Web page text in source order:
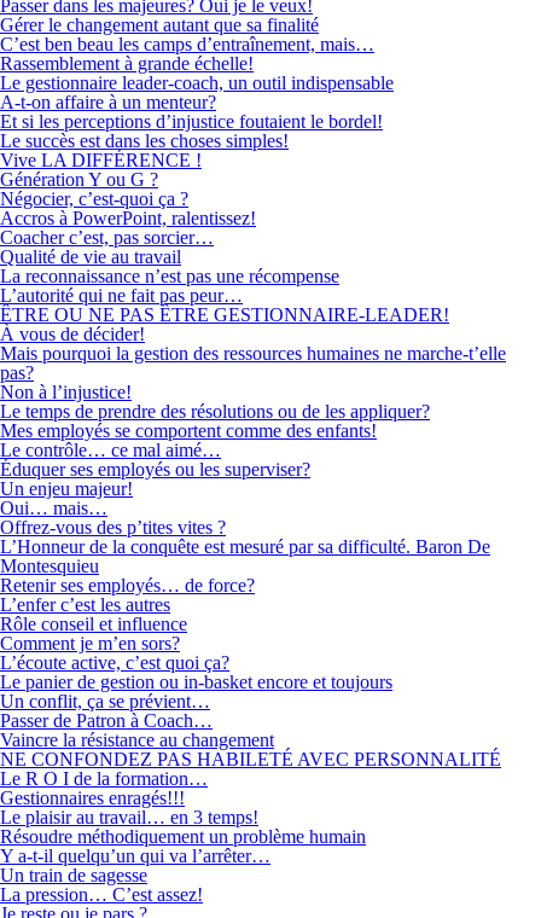
Passer dans les majeures? Oui je le veux!
Gérer le changement autant que sa finalité
C’est ben beau les camps d’entraînement, mais…
Rassemblement à grande échelle!
Le gestionnaire leader-coach, un outil indispensable
A-t-on affaire à un menteur?
Et si les perceptions d’injustice foutaient le bordel!
Le succès est dans les choses simples!
Vive LA DIFFÉRENCE !
Génération Y ou G ?
Négocier, c’est-quoi ça ?
Accros à PowerPoint, ralentissez!
Coacher c’est, pas sorcier…
Qualité de vie au travail
La reconnaissance n’est pas une récompense
L’autorité qui ne fait pas peur…
ÊTRE OU NE PAS ÊTRE GESTIONNAIRE-LEADER!
À vous de décider!
Mais pourquoi la gestion des ressources humaines ne marche-t’elle
pas?
Non à l’injustice!
Le temps de prendre des résolutions ou de les appliquer?
Mes employés se comportent comme des enfants!
Le contrôle… ce mal aimé…
Éduquer ses employés ou les superviser?
Un enjeu majeur!
Oui… mais…
Offrez-vous des p’tites vites ?
L’Honneur de la conquête est mesuré par sa difficulté. Baron De
Montesquieu
Retenir ses employés… de force?
L’enfer c’est les autres
Rôle conseil et influence
Comment je m’en sors?
L’écoute active, c’est quoi ça?
Le panier de gestion ou in-basket encore et toujours
Un conflit, ça se prévient…
Passer de Patron à Coach…
Vaincre la résistance au changement
NE CONFONDEZ PAS HABILETÉ AVEC PERSONNALITÉ
Le R O I de la formation…
Gestionnaires enragés!!!
Le plaisir au travail… en 3 temps!
Résoudre méthodiquement un problème humain
Y a-t-il quelqu’un qui va l’arrêter…
Un train de sagesse
La pression… C’est assez!
Je reste ou je pars ?